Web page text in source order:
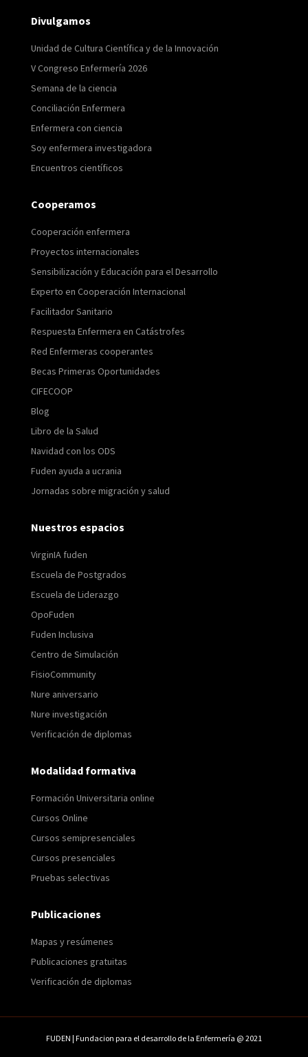
Divulgamos
Unidad de Cultura Científica y de la Innovación
V Congreso Enfermería 2026
Semana de la ciencia
Conciliación Enfermera
Enfermera con ciencia
Soy enfermera investigadora
Encuentros científicos
Cooperamos
Cooperación enfermera
Proyectos internacionales
Sensibilización y Educación para el Desarrollo
Experto en Cooperación Internacional
Facilitador Sanitario
Respuesta Enfermera en Catástrofes
Red Enfermeras cooperantes
Becas Primeras Oportunidades
CIFECOOP
Blog
Libro de la Salud
Navidad con los ODS
Fuden ayuda a ucrania
Jornadas sobre migración y salud
Nuestros espacios
VirginIA fuden
Escuela de Postgrados
Escuela de Liderazgo
OpoFuden
Fuden Inclusiva
Centro de Simulación
FisioCommunity
Nure aniversario
Nure investigación
Verificación de diplomas
Modalidad formativa
Formación Universitaria online
Cursos Online
Cursos semipresenciales
Cursos presenciales
Pruebas selectivas
Publicaciones
Mapas y resúmenes
Publicaciones gratuitas
Verificación de diplomas
FUDEN | Fundacion para el desarrollo de la Enfermería @ 2021